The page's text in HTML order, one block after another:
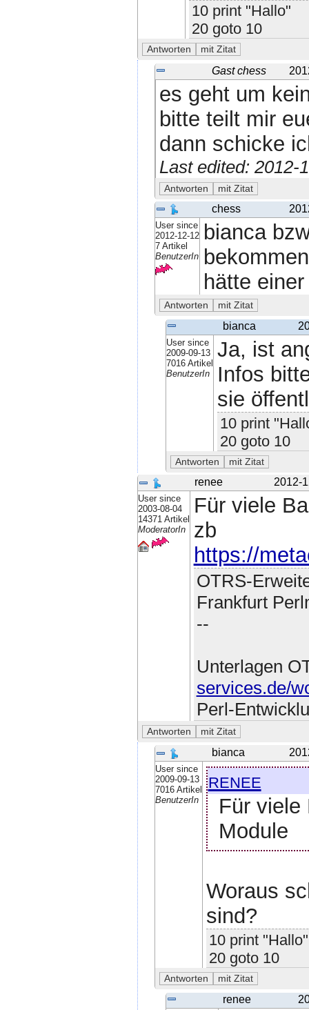
10 print "Hallo"
20 goto 10
Gast chess
es geht um
bitte teilt mir
dann schicke
Last edited: 2012-
chess
User since
2012-12-12
7 Artikel
BenutzerIn
bianca
hätte
bianca
User since
2009-09-13
7016 Artikel
BenutzerIn
Ja, ist
Infos
sie
10 print
20 goto 10
renee 2012-
User since
2003-08-04
14371 Artikel
ModeratorIn
Für viele
zb
https://
OTRS-
Frankfurt
--
Unterlagen
services.de/
Perl-
bianca
User since
2009-09-13
7016 Artikel
BenutzerIn
renee
Für viele
Module
Woraus
sind?
10 print "Hallo"
20 goto 10
renee